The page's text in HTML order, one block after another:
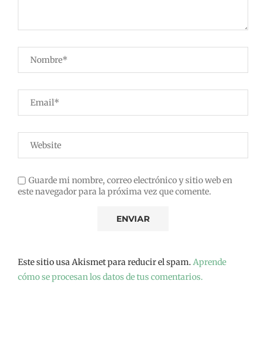
Guarde mi nombre, correo electrónico y sitio web en
este navegador para la próxima vez que comente.
Este sitio usa Akismet para reducir el spam. Aprende
cómo se procesan los datos de tus comentarios.